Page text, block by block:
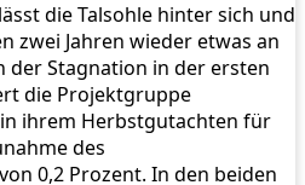
die Talsohle hinter sich und
zwei Jahren wieder etwas an
der Stagnation in der ersten
die Projektgruppe
ihrem Herbstgutachten für
des
0,2 Prozent. In den beiden